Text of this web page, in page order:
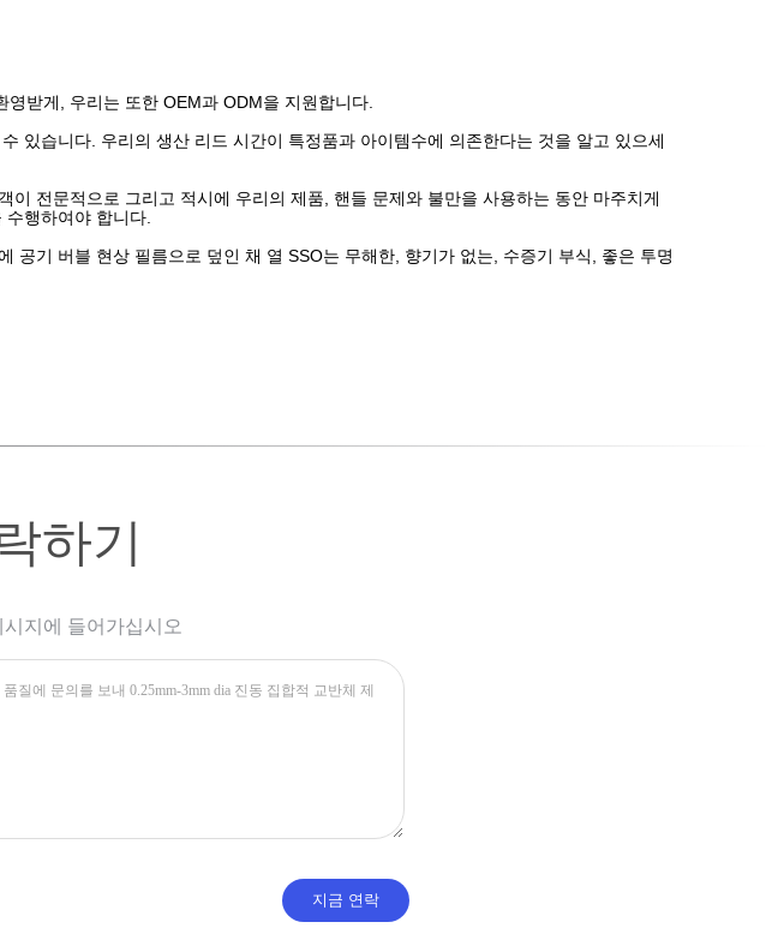
받게, 우리는 또한 OEM과 ODM을 지원합니다.
있습니다. 우리의 생산 리드 시간이 특정품과 아이템수에 의존한다는 것을 알고 있으세
전문적으로 그리고 적시에 우리의 제품, 핸들 문제와 불만을 사용하는 동안 마주치게
행하여야 합니다.
기 버블 현상 필름으로 덮인 채 열 SSO는 무해한, 향기가 없는, 수증기 부식, 좋은 투명
하기
시지에 들어가십시오